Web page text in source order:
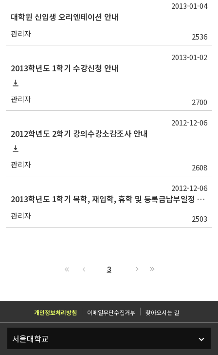
대학원 신입생 오리엔테이션 안내
관리자 2536
2013-01-04
2013학년도 1학기 수강신청 안내
관리자 2700
2013-01-02
2012학년도 2학기 강의수강소감조사 안내
관리자 2608
2012-12-06
2013학년도 1학기 복학, 재입학, 휴학 및 등록금납부일정 안내
관리자 2503
2012-12-06
3
개인정보처리방침 이메일무단수집거부 찾아오시는 길